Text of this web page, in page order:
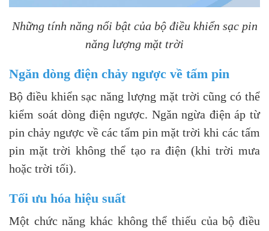
Những tính năng nổi bật của bộ điều khiển sạc pin
năng lượng mặt trời
Ngăn dòng điện chảy ngược về tấm pin
Bộ điều khiển sạc năng lượng mặt trời cũng có thể
kiểm soát dòng điện ngược. Ngăn ngừa điện áp từ
pin chảy ngược về các tấm pin mặt trời khi các tấm
pin mặt trời không thể tạo ra điện (khi trời mưa
hoặc trời tối).
Tối ưu hóa hiệu suất
Một chức năng khác không thể thiếu của bộ điều